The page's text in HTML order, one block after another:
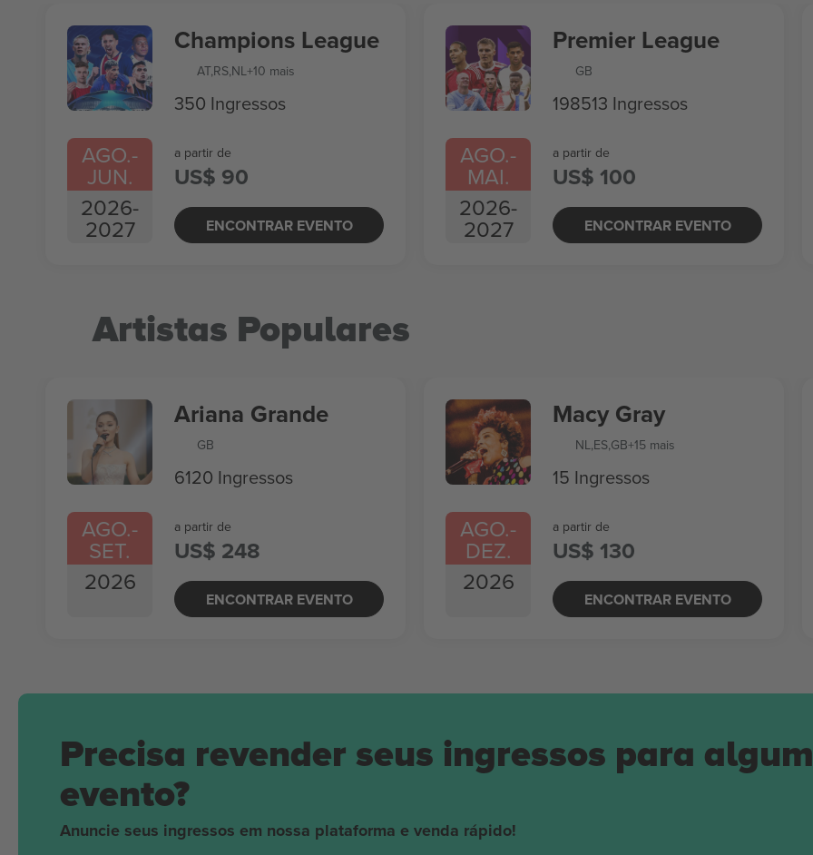
AGO.-
JUN.
2026-
2027
Champions League
AT,RS,NL+10 mais
350 Ingressos
a partir de
US$ 90
ENCONTRAR EVENTO
AGO.-
MAI.
2026-
2027
Premier League
GB
198513 Ingressos
a partir de
US$ 100
ENCONTRAR EVENTO
Artistas Populares
AGO.-
SET.
2026
Ariana Grande
GB
6120 Ingressos
a partir de
US$ 248
ENCONTRAR EVENTO
AGO.-
DEZ.
2026
Macy Gray
NL,ES,GB+15 mais
15 Ingressos
a partir de
US$ 130
ENCONTRAR EVENTO
Precisa revender seus ingressos para algum
evento?
Anuncie seus ingressos em nossa plataforma e venda rápido!